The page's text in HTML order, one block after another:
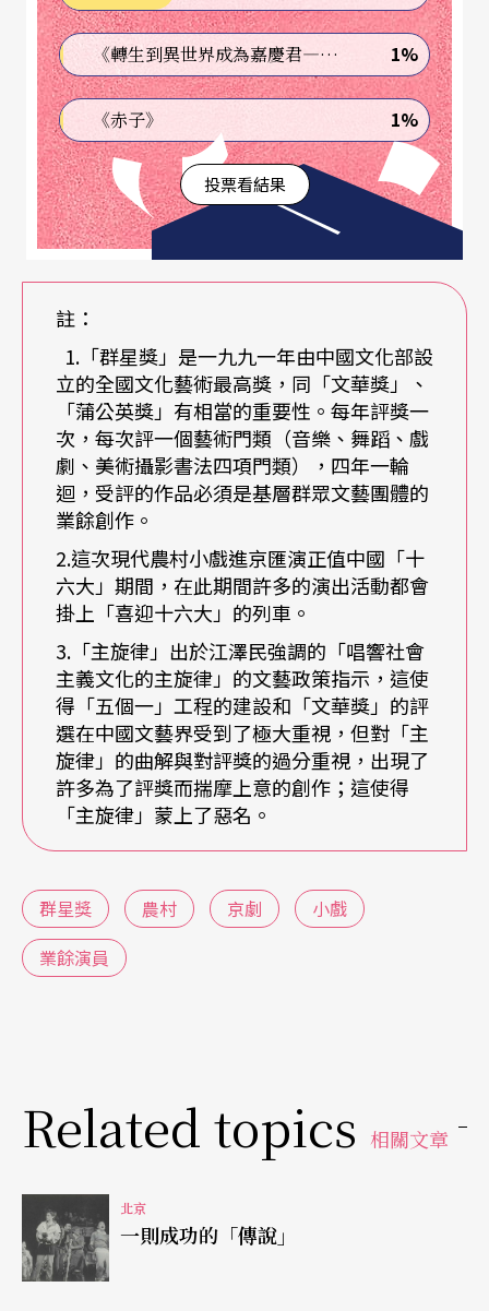
行的劇種——京劇著手，一個就是深入農村，從各
地的小戲著手。一九五一年的〈政務院關於戲曲改
革工作的指示〉便曾提到：「地方戲尤其是民間小
戲，形式較簡單活潑，容易反映現代生活，並且也
容易為群眾接受，應特別加以重視。今後各地戲曲
改進工作應以對當地群眾影響最大的劇種為主要改
革與發展對象。……在可能條件下，每年應舉行全
國戲曲競賽公演一次，展覽各劇種改進成績，獎勵
其優秀作品與演出，以指導其發展。」在這種背景
下，中國的農村劇團紛紛成立，進行大量現代劇目
的搬演。在娛樂管道選擇較少的年代，農村小戲的
確是吸引觀眾的重要戲劇活動；然而時至今日，農
村小戲（特別是現代戲）是否還有相同的吸引力？
反映群眾願望審美觀的時裝農村小戲
近年台北曾舉行過兩次的兩岸戲曲（尤以小戲為
主）匯演，展演了許多台灣觀眾不熟悉、卻令其眼
睛一亮的中國小戲劇種與傳統劇目。而「群星獎」
雖仍保留小戲的形式與唱腔，但是以創新劇目為
主，而且穿時裝、演時事，題材集中在現代農村生
活。若將「喜迎十六大」（註2）與「主旋律」（註
3）的帽子套在這些劇目上了事，以此貶低時裝農村
小戲的藝術價值，似乎太小看了農村小戲，因為這
些在題材上具有驚人雷同性的農村小戲，竟能吸引
大量的觀眾，表示時裝農村小戲的確反映了大量群
出之後，欲罷不能，還加演了廣東和湖南專場。總
體來說，這些劇目的題材不外乎：一、清廉有能的
幹部為農村帶來變化；二、改革開放後，農民經濟
狀況提升與農村風貌改變；三、農村在經濟上與生
活品質上提升的主要方法。我們可以發現，「文藝
《轉生到異世界成為嘉慶君—發現我的祖先是詐騙集團!?》 1%
《赤子》 1%
投票看結果
註：
1.「群星獎」是一九九一年由中國文化部設
立的全國文化藝術最高獎，同「文華獎」、
「蒲公英獎」有相當的重要性。每年評獎一
次，每次評一個藝術門類（音樂、舞蹈、戲
劇、美術攝影書法四項門類），四年一輪
迴，受評的作品必須是基層群眾文藝團體的
業餘創作。
2.這次現代農村小戲進京匯演正值中國「十
六大」期間，在此期間許多的演出活動都會
掛上「喜迎十六大」的列車。
3.「主旋律」出於江澤民強調的「唱響社會
主義文化的主旋律」的文藝政策指示，這使
得「五個一」工程的建設和「文華獎」的評
選在中國文藝界受到了極大重視，但對「主
旋律」的曲解與對評獎的過分重視，出現了
許多為了評獎而揣摩上意的創作；這使得
「主旋律」蒙上了惡名。
群星獎 農村 京劇
小戲
業餘演員
Related topics 相關文章
北京
一則成功的「傳說」